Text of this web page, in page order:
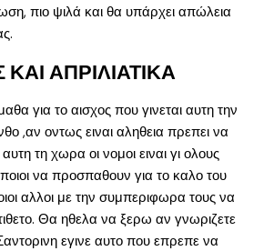
πιο ψιλά και θα υπάρχει απώλεια
ΑΠΡΙΛΙΑΤΙΚΑ
για το αισχος που γινεται αυτη την
,αν οντως ειναι αληθεια πρεπει να
τη χωρα οι νομοι ειναι γι ολους
να προσπαθουν για το καλο του
αλλοι με την συμπεριφωρα τους να
Θα ηθελα να ξερω αν γνωριζετε
εγινε αυτο που επρεπε να